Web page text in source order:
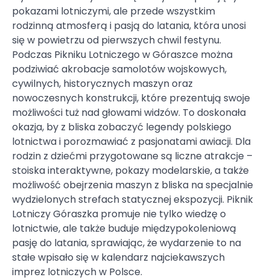
pokazami lotniczymi, ale przede wszystkim
rodzinną atmosferą i pasją do latania, która unosi
się w powietrzu od pierwszych chwil festynu.
Podczas Pikniku Lotniczego w Góraszce można
podziwiać akrobacje samolotów wojskowych,
cywilnych, historycznych maszyn oraz
nowoczesnych konstrukcji, które prezentują swoje
możliwości tuż nad głowami widzów. To doskonała
okazja, by z bliska zobaczyć legendy polskiego
lotnictwa i porozmawiać z pasjonatami awiacji. Dla
rodzin z dziećmi przygotowane są liczne atrakcje –
stoiska interaktywne, pokazy modelarskie, a także
możliwość obejrzenia maszyn z bliska na specjalnie
wydzielonych strefach statycznej ekspozycji. Piknik
Lotniczy Góraszka promuje nie tylko wiedzę o
lotnictwie, ale także buduje międzypokoleniową
pasję do latania, sprawiając, że wydarzenie to na
stałe wpisało się w kalendarz najciekawszych
imprez lotniczych w Polsce.